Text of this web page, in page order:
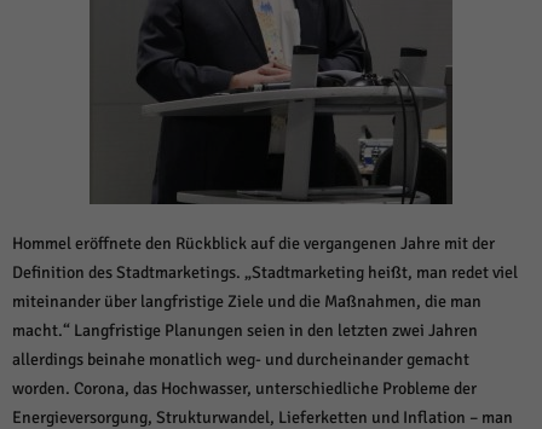
Hommel eröffnete den Rückblick auf die vergangenen Jahre mit der
Definition des Stadtmarketings. „Stadtmarketing heißt, man redet viel
miteinander über langfristige Ziele und die Maßnahmen, die man
macht.“ Langfristige Planungen seien in den letzten zwei Jahren
allerdings beinahe monatlich weg- und durcheinander gemacht
worden. Corona, das Hochwasser, unterschiedliche Probleme der
Energieversorgung, Strukturwandel, Lieferketten und Inflation – man